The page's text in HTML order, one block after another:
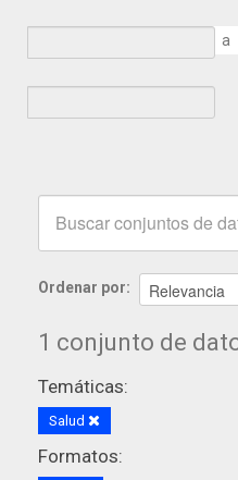
a
Ordenar por
1 conjunto de
Temáticas:
Salud
Formatos: